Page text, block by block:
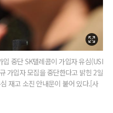
중단 SK텔레콤이 가입자 유심(USI
가입자 모집을 중단한다고 밝힌 2일
재고 소진 안내문이 붙어 있다.[사